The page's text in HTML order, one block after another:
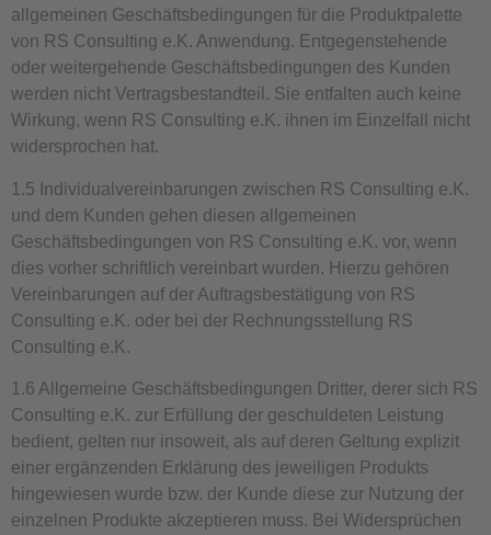
allgemeinen Geschäftsbedingungen für die Produktpalette
von RS Consulting e.K. Anwendung. Entgegenstehende
oder weitergehende Geschäftsbedingungen des Kunden
werden nicht Vertragsbestandteil. Sie entfalten auch keine
Wirkung, wenn RS Consulting e.K. ihnen im Einzelfall nicht
widersprochen hat.
1.5 Individualvereinbarungen zwischen RS Consulting e.K.
und dem Kunden gehen diesen allgemeinen
Geschäftsbedingungen von RS Consulting e.K. vor, wenn
dies vorher schriftlich vereinbart wurden. Hierzu gehören
Vereinbarungen auf der Auftragsbestätigung von RS
Consulting e.K. oder bei der Rechnungsstellung RS
Consulting e.K.
1.6 Allgemeine Geschäftsbedingungen Dritter, derer sich RS
Consulting e.K. zur Erfüllung der geschuldeten Leistung
bedient, gelten nur insoweit, als auf deren Geltung explizit
einer ergänzenden Erklärung des jeweiligen Produkts
hingewiesen wurde bzw. der Kunde diese zur Nutzung der
einzelnen Produkte akzeptieren muss. Bei Widersprüchen